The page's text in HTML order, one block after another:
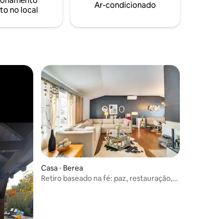
apenas alguns meses!*
no local
Ar-condicionado
Casa ⋅ Berea
Retiro baseado na fé: paz, restauração,